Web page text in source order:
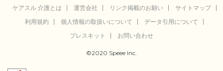
ケアスル 介護とは 運営会社 リンク掲載のお願い
サイトマップ
利用規約
個人情報の取扱いについて
データ引用について
プレスキット
お問い合わせ
©2020 Speee Inc.